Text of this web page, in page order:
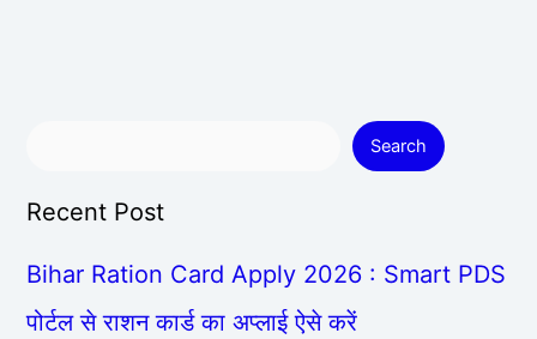
Search
Recent Post
Bihar Ration Card Apply 2026 : Smart PDS
पोर्टल से राशन कार्ड का अप्लाई ऐसे करें